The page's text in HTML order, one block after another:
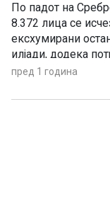
По падот на
8.372 лица се
ексхумирани
илјади, додека
пред 1 година